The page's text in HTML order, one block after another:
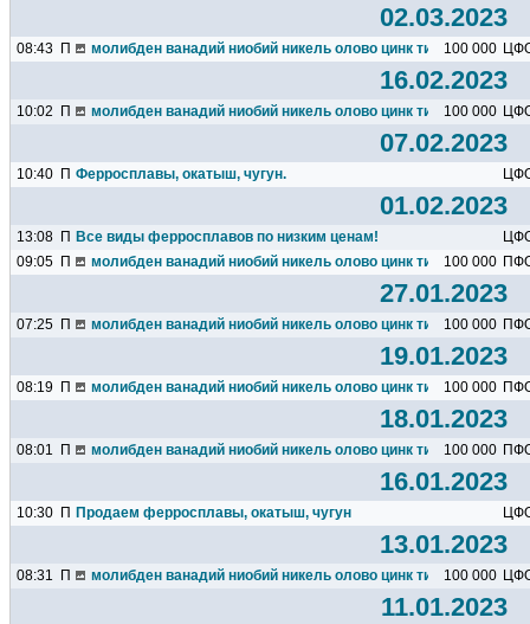
02.03.2023
08:43 П молибден ванадий ниобий никель олово цинк титан марганец
100 000
16.02.2023
10:02 П молибден ванадий ниобий никель олово цинк титан марганец
100 000
07.02.2023
10:40 П Ферросплавы, окатыш, чугун.
01.02.2023
13:08 П Все виды ферросплавов по низким ценам!
09:05 П молибден ванадий ниобий никель олово цинк титан марганец
100 000
27.01.2023
07:25 П молибден ванадий ниобий никель олово цинк титан марганец
100 000
19.01.2023
08:19 П молибден ванадий ниобий никель олово цинк титан марганец
100 000
18.01.2023
08:01 П молибден ванадий ниобий никель олово цинк титан марганец
100 000
16.01.2023
10:30 П Продаем ферросплавы, окатыш, чугун
13.01.2023
08:31 П молибден ванадий ниобий никель олово цинк титан марганец
100 000
11.01.2023